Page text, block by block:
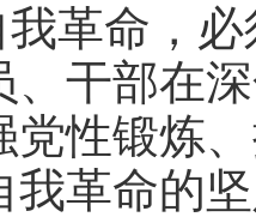
革命，
、干部在
党性锻炼
我革命的